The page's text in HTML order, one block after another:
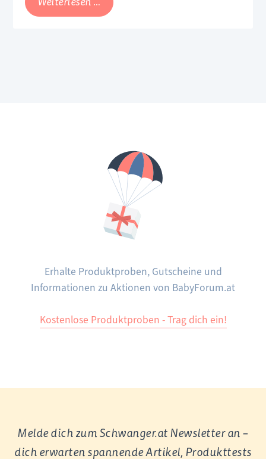
Ausflug
Erhalte Produktproben, Gutscheine und
Informationen zu Aktionen von BabyForum.at
Kostenlose Produktproben - Trag dich ein!
Melde dich zum Schwanger.at Newsletter an –
dich erwarten spannende Artikel, Produkttests